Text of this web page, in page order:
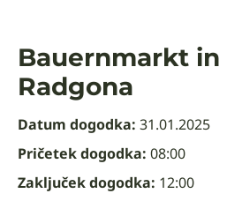
Bauernmarkt in
Radgona
Datum dogodka: 31.01.2025
Pričetek dogodka: 08:00
Zaključek dogodka: 12:00